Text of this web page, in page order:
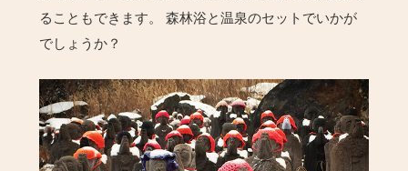
ることもできます。 森林浴と温泉のセットでいかが
でしょうか？